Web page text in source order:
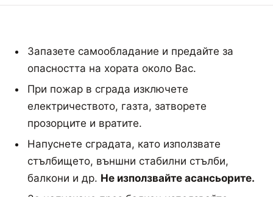
Запазете самообладание и предайте за
опасността на хората около Вас.
При пожар в сграда изключете
електричеството, газта, затворете
прозорците и вратите.
Напуснете сградата, като използвате
стълбището, външни стабилни стълби,
балкони и др. Не използвайте асансьорите.